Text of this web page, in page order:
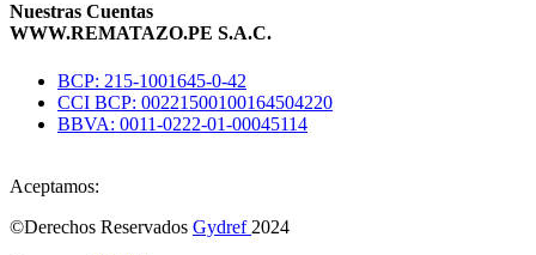
Nuestras Cuentas
WWW.REMATAZO.PE S.A.C.
BCP: 215-1001645-0-42
CCI BCP: 00221500100164504220
BBVA: 0011-0222-01-00045114
Aceptamos:
©Derechos Reservados Gydref 2024